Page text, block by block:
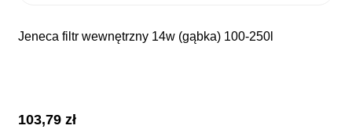
jeneca filtr wewnętrzny 14w (gąbka) 100-250l
103,79zł